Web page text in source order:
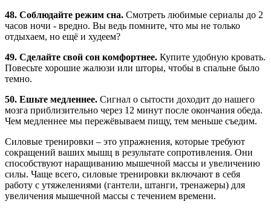
48. Соблюдайте режим сна. Смотреть любимые сериалы до 2
часов ночи - вредно. Вы ведь помните, что мы не только
отдыхаем, но ещё и худеем?
49. Сделайте свой сон комфортнее. Купите удобную кровать.
Повесьте хорошие жалюзи или шторы, чтобы в спальне было
темно.
50. Ешьте медленнее. Сигнал о сытости доходит до нашего
мозга приблизительно через 12 минут после окончания обеда.
Чем медленнее мы пережёвываем пищу, тем меньше съедим.
Силовые тренировки – это упражнения, которые требуют
сокращений ваших мышц в результате сопротивления. Они
способствуют наращиванию мышечной массы и увеличению
силы. Чаще всего, силовые тренировки включают в себя
работу с утяжелениями (гантели, штанги, тренажеры) для
увеличения мышечной массы с течением времени.